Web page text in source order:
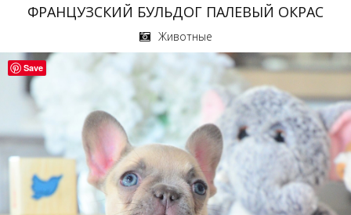
ФРАНЦУЗСКИЙ БУЛЬДОГ ПАЛЕВЫЙ ОКРАС
Животные
Save